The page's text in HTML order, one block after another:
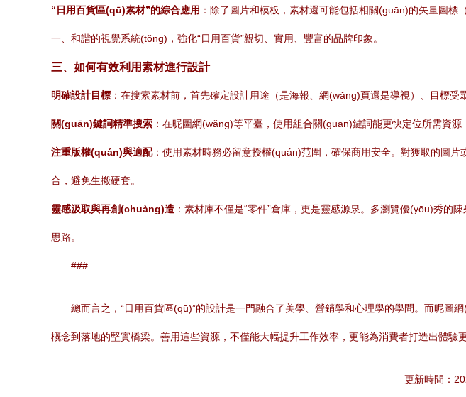
“日用百貨區(qū)素材”的綜合應用 ：除了圖片和模板，素材還可能包括相關(guān)的矢量圖
一、和諧的視覺系統(tǒng)，強化“日用百貨”親切、實用、豐富的品牌印象。
三、如何有效利用素材進行設計
明確設計目標 ：在搜索素材前，首先確定設計用途（是海報、網(wǎng)頁還是導視）、目標
關(guān)鍵詞精準搜索 ：在昵圖網(wǎng)等平臺，使用組合關(guān)鍵詞能更快定位所需資源
注重版權(quán)與適配：使用素材時務必留意授權(quán)范圍，確保商用安全。對獲取的圖
合，避免生搬硬套。
靈感汲取與再創(chuàng)造 ：素材庫不僅是“零件”倉庫，更是靈感源泉。多瀏覽優(yōu)秀
思路。
###
總而言之，“日用百貨區(qū)”的設計是一門融合了美學、營銷學和心理學的學問。而昵圖
概念到落地的堅實橋梁。善用這些資源，不僅能大幅提升工作效率，更能為消費者打造出體驗
更新時間：